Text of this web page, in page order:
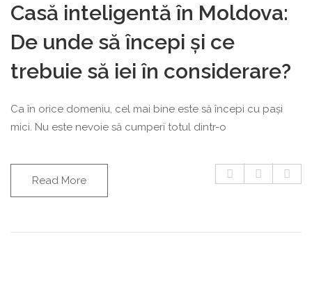
Casă inteligentă în Moldova:
De unde să începi și ce
trebuie să iei în considerare?
Ca în orice domeniu, cel mai bine este să începi cu pași
mici. Nu este nevoie să cumperi totul dintr-o
Read More